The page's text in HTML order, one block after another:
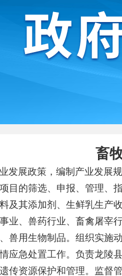
畜
发展政策，编制产业发展
目的筛选、申报、管理、
及其添加剂、生鲜乳生产
业、兽药行业、畜禽屠宰
兽用生物制品。组织实施
应急处置工作。负责龙陵
传资源保护和管理。监督